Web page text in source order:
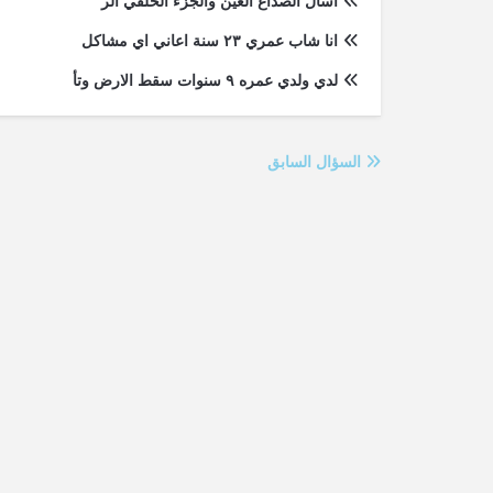
انا شاب عمري ٢٣ سنة اعاني اي مشاكل
لدي ولدي عمره ٩ سنوات سقط الارض وتأ
السؤال السابق